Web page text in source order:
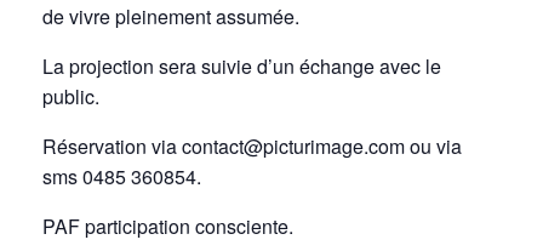
de vivre pleinement assumée.
La projection sera suivie d’un échange avec le
public.
Réservation via contact@picturimage.com ou via
sms 0485 360854.
PAF participation consciente.